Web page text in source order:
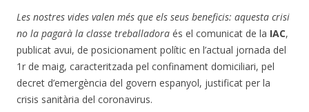
Les nostres vides valen més que els seus beneficis: aquesta crisi
no la pagarà la classe treballadora és el comunicat de la IAC,
publicat avui, de posicionament polític en l’actual jornada del
1r de maig, caracteritzada pel confinament domiciliari, pel
decret d’emergència del govern espanyol, justificat per la
crisis sanitària del coronavirus.